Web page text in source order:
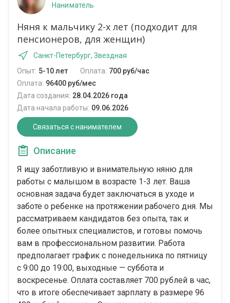
Наниматель
Няня к мальчику 2-х лет (подходит для
пенсионеров, для женщин)
Санкт-Петербург, Звездная
Опыт: 5-10 лет Оплата: 700 руб/час
Оплата: 96400 руб/мес
Дата создания: 28.04.2026 года
Дата начала работы: 09.06.2026
Связаться с нанимателем
Описание
Я ищу заботливую и внимательную няню для
работы с малышом в возрасте 1-3 лет. Ваша
основная задача будет заключаться в уходе и
заботе о ребенке на протяжении рабочего дня. Мы
рассматриваем кандидатов без опыта, так и
более опытных специалистов, и готовы помочь
вам в профессиональном развитии. Работа
предполагает график с понедельника по пятницу
с 9:00 до 19:00, выходные — суббота и
воскресенье. Оплата составляет 700 рублей в час,
что в итоге обеспечивает зарплату в размере 96